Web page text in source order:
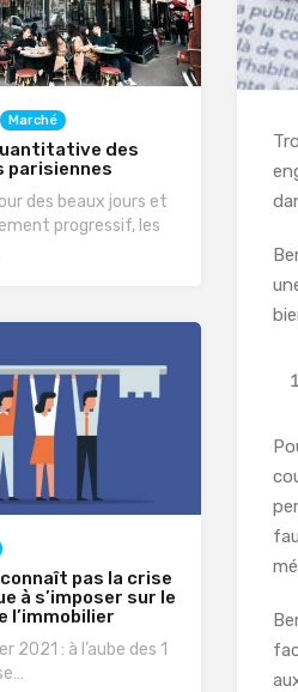
Marché
des
parisiennes
des beaux jours et
progressif, les
pas la crise
à s’imposer sur le
l’immobilier
2021 : à l’aube des 1